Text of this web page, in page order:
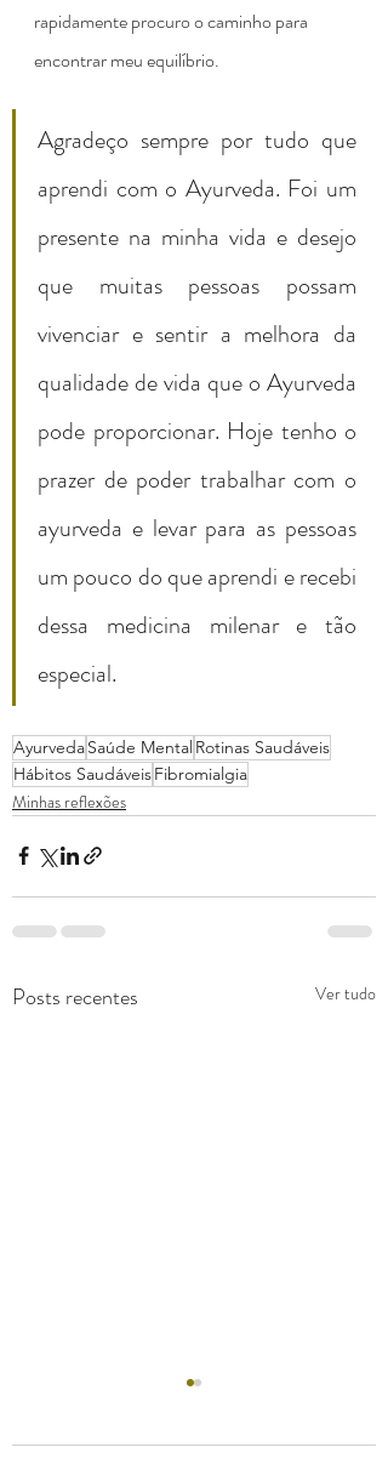
rapidamente procuro o caminho para
encontrar meu equilíbrio.
Agradeço sempre por tudo que
aprendi com o Ayurveda. Foi um
presente na minha vida e desejo
que muitas pessoas possam
vivenciar e sentir a melhora da
qualidade de vida que o Ayurveda
pode proporcionar. Hoje tenho o
prazer de poder trabalhar com o
ayurveda e levar para as pessoas
um pouco do que aprendi e recebi
dessa medicina milenar e tão
especial.
AyurvedaSaúde Mental Rotinas Saudáveis
Hábitos SaudáveisFibromialgia
Minhas reflexões
Posts recentes Ver tudo